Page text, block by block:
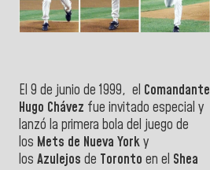
El 9 de junio de 1999, el Comandante
Hugo Chávez fue invitado especial y
lanzó la primera bola del juego de
los Mets de Nueva Yorky
los Azulejos de Toronto en el Shea